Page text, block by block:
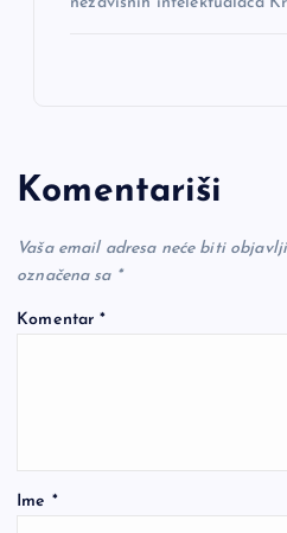
Komentariši
Vaša email adresa neće biti
označena sa *
Komentar*
Ime *